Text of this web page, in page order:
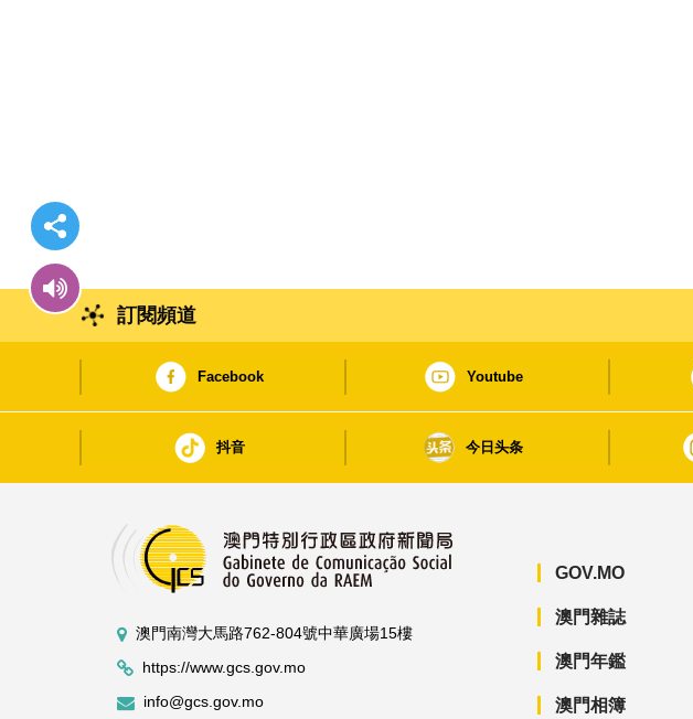
訂閱頻道
Facebook Youtube
抖音 今日头条
澳門南灣大馬路762-804號中華廣場15樓
https://www.gcs.gov.mo
info@gcs.gov.mo
GOV.MO
澳門雜誌
澳門年鑑
澳門相簿